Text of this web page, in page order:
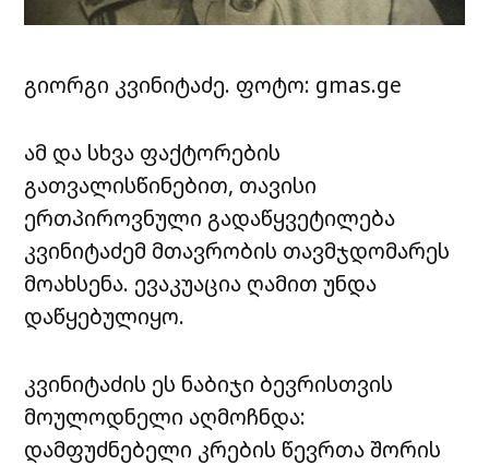
გიორგი კვინიტაძე. ფოტო: gmas.ge
ამ და სხვა ფაქტორების
გათვალისწინებით, თავისი
ერთპიროვნული გადაწყვეტილება
კვინიტაძემ მთავრობის თავმჯდომარეს
მოახსენა. ევაკუაცია ღამით უნდა
დაწყებულიყო.
კვინიტაძის ეს ნაბიჯი ბევრისთვის
მოულოდნელი აღმოჩნდა:
დამფუძნებელი კრების წევრთა შორის